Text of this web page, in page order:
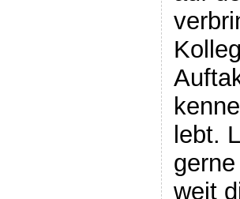
lebt.
weit